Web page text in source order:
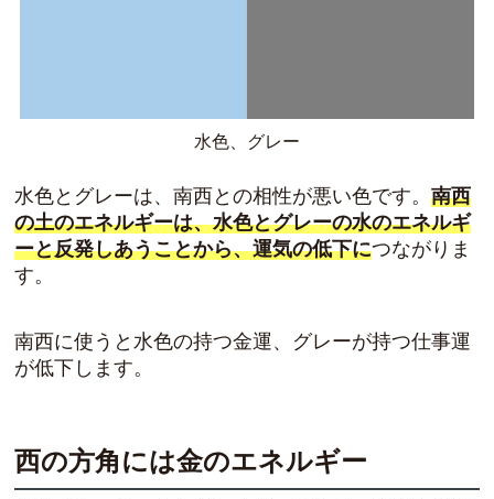
水色、グレー
水色とグレーは、南西との相性が悪い色です。南西
の土のエネルギーは、水色とグレーの水のエネルギ
ーと反発しあうことから、運気の低下につながりま
す。
南西に使うと水色の持つ金運、グレーが持つ仕事運
が低下します。
西の方角には金のエネルギー